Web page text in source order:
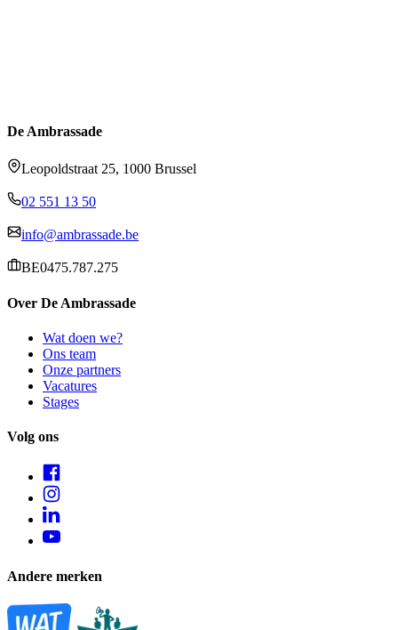
De Ambrassade
Leopoldstraat 25, 1000 Brussel
02 551 13 50
info@ambrassade.be
BE0475.787.275
Over De Ambrassade
Wat doen we?
Ons team
Onze partners
Vacatures
Stages
Volg ons
Andere merken